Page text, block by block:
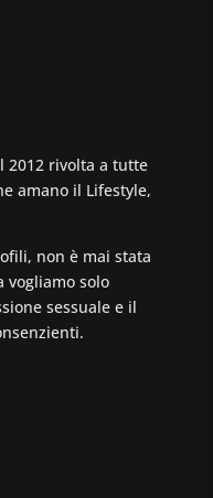
2012 rivolta a tutte
amano il Lifestyle,
non è mai stata
vogliamo solo
sessuale e il